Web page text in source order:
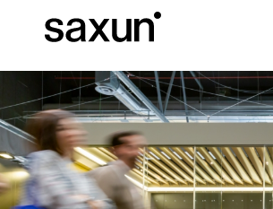
Download
Chi siamo